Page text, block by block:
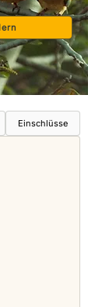
Einschlüsse